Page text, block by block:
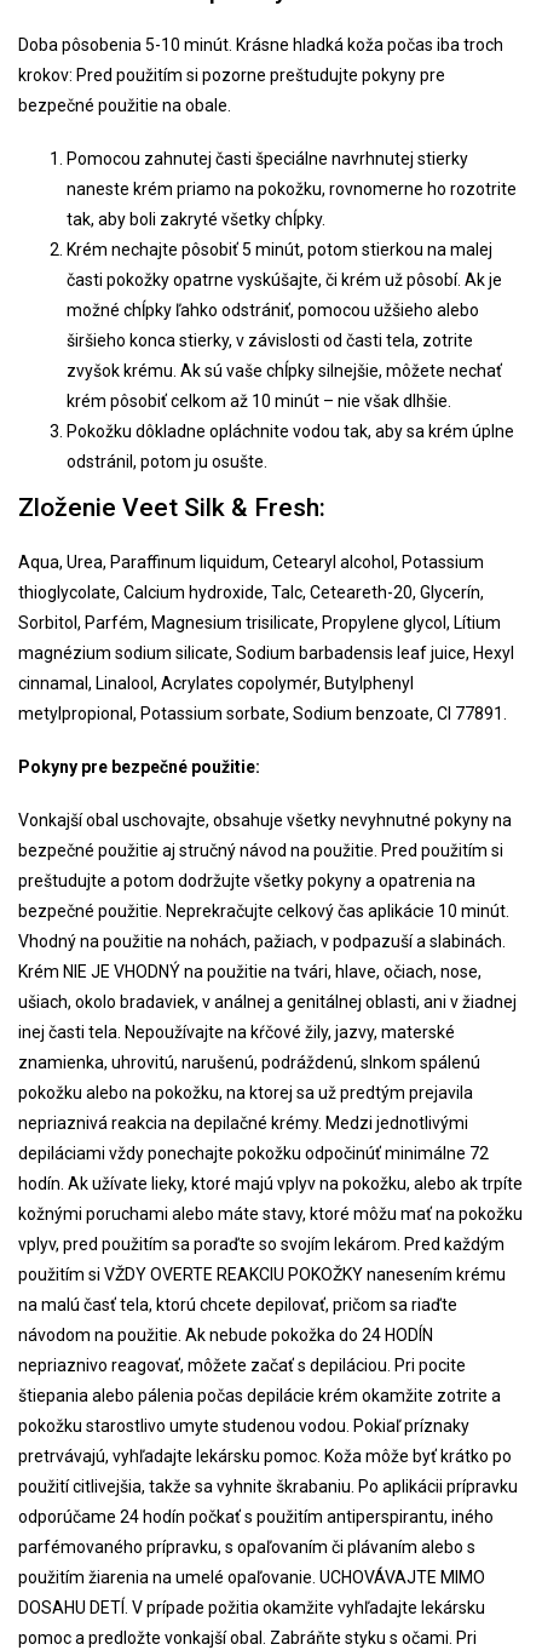
Doba pôsobenia 5-10 minút. Krásne hladká koža počas iba troch
krokov: Pred použitím si pozorne preštudujte pokyny pre
bezpečné použitie na obale.
Pomocou zahnutej časti špeciálne navrhnutej stierky
naneste krém priamo na pokožku, rovnomerne ho rozotrite
tak, aby boli zakryté všetky chĺpky.
Krém nechajte pôsobiť 5 minút, potom stierkou na malej
časti pokožky opatrne vyskúšajte, či krém už pôsobí. Ak je
možné chĺpky ľahko odstrániť, pomocou užšieho alebo
širšieho konca stierky, v závislosti od časti tela, zotrite
zvyšok krému. Ak sú vaše chĺpky silnejšie, môžete nechať
krém pôsobiť celkom až 10 minút – nie však dlhšie.
Pokožku dôkladne opláchnite vodou tak, aby sa krém úplne
odstránil, potom ju osušte.
Zloženie Veet Silk & Fresh:
Aqua, Urea, Paraffinum liquidum, Cetearyl alcohol, Potassium
thioglycolate, Calcium hydroxide, Talc, Ceteareth-20, Glycerín,
Sorbitol, Parfém, Magnesium trisilicate, Propylene glycol, Lítium
magnézium sodium silicate, Sodium barbadensis leaf juice, Hexyl
cinnamal, Linalool, Acrylates copolymér, Butylphenyl
metylpropional, Potassium sorbate, Sodium benzoate, CI 77891.
Pokyny pre bezpečné použitie:
Vonkajší obal uschovajte, obsahuje všetky nevyhnutné pokyny na
bezpečné použitie aj stručný návod na použitie. Pred použitím si
preštudujte a potom dodržujte všetky pokyny a opatrenia na
bezpečné použitie. Neprekračujte celkový čas aplikácie 10 minút.
Vhodný na použitie na nohách, pažiach, v podpazuší a slabinách.
Krém NIE JE VHODNÝ na použitie na tvári, hlave, očiach, nose,
ušiach, okolo bradaviek, v análnej a genitálnej oblasti, ani v žiadnej
inej časti tela. Nepoužívajte na kŕčové žily, jazvy, materské
znamienka, uhrovitú, narušenú, podráždenú, slnkom spálenú
pokožku alebo na pokožku, na ktorej sa už predtým prejavila
nepriaznivá reakcia na depilačné krémy. Medzi jednotlivými
depiláciami vždy ponechajte pokožku odpočinúť minimálne 72
hodín. Ak užívate lieky, ktoré majú vplyv na pokožku, alebo ak trpíte
kožnými poruchami alebo máte stavy, ktoré môžu mať na pokožku
vplyv, pred použitím sa poraďte so svojím lekárom. Pred každým
použitím si VŽDY OVERTE REAKCIU POKOŽKY nanesením krému
na malú časť tela, ktorú chcete depilovať, pričom sa riaďte
návodom na použitie. Ak nebude pokožka do 24 HODÍN
nepriaznivo reagovať, môžete začať s depiláciou. Pri pocite
štiepania alebo pálenia počas depilácie krém okamžite zotrite a
pokožku starostlivo umyte studenou vodou. Pokiaľ príznaky
pretrvávajú, vyhľadajte lekársku pomoc. Koža môže byť krátko po
použití citlivejšia, takže sa vyhnite škrabaniu. Po aplikácii prípravku
odporúčame 24 hodín počkať s použitím antiperspirantu, iného
parfémovaného prípravku, s opaľovaním či plávaním alebo s
použitím žiarenia na umelé opaľovanie. UCHOVÁVAJTE MIMO
DOSAHU DETÍ. V prípade požitia okamžite vyhľadajte lekársku
pomoc a predložte vonkajší obal. Zabráňte styku s očami. Pri